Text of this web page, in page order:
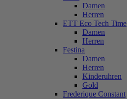
Damen
Herren
ETT Eco Tech Time
Damen
Herren
Festina
Damen
Herren
Kinderuhren
Gold
Frederique Constant